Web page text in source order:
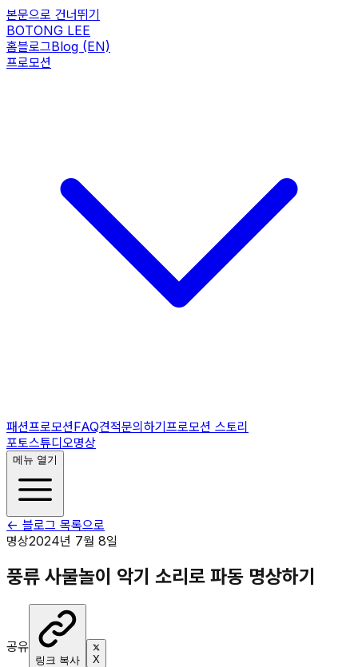
본문으로 건너뛰기
BOTONG LEE
홈블로그Blog (EN)
프로모션
패션프로모션FAQ견적문의하기프로모션 스토리
포토스튜디오명상
메뉴 열기
← 블로그 목록으로
명상2024년 7월 8일
풍류 사물놀이 악기 소리로 파동 명상하기
공유
링크 복사 X